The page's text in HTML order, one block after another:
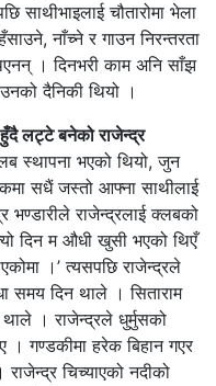
साथीभाइलाई चौतारोमा भेला
नाँच्ने र गाउन निरन्तरता
। दिनभरी काम अनि साँझ
दैनिकी थियो ।
लट्टे बनेको राजेन्द्र
स्थापना भएको थियो, जुन
सधैं जस्तो आफ्ना साथीलाई
भण्डारीले राजेन्द्रलाई क्लबको
दिन म औधी खुसी भएको थिएँ
।’ त्यसपछि राजेन्द्रले
समय दिन थाले । सिताराम
। राजेन्द्रले धुर्मुसको
। गण्डकीमा हरेक बिहान गएर
चिच्याएको नदीको